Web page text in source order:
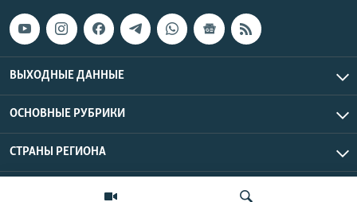
ВЫХОДНЫЕ ДАННЫЕ
ОСНОВНЫЕ РУБРИКИ
СТРАНЫ РЕГИОНА
Азаттык Азия © 2026 RFE/RL, Inc. | Все права защищены.